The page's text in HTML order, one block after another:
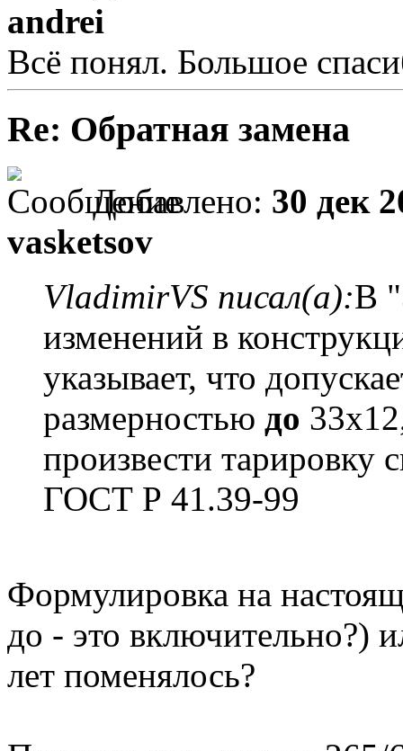
andrei
Всё понял. Большое
Re: Обратная замена
Добавлено: 30 дек
vasketsov
VladimirVS писал(а):В
изменений в
указывает, что
размерностью до
произвести тарировку
ГОСТ Р 41.39-99
Формулировка на
до - это включительно?)
лет поменялось?